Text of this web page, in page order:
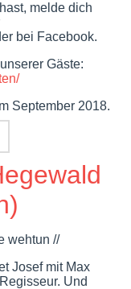
melde dich
bei Facebook.
Gäste:
September 2018.
wehtun //
Josef mit Max
Und